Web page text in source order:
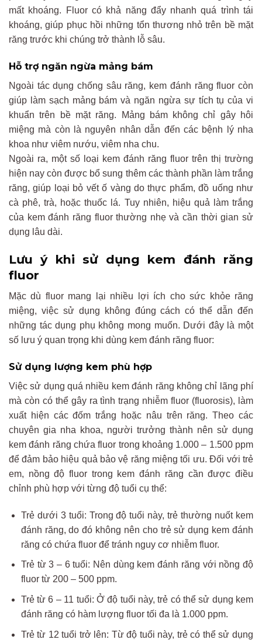
mất khoáng. Fluor có khả năng đẩy nhanh quá trình tái
khoáng, giúp phục hồi những tổn thương nhỏ trên bề mặt
răng trước khi chúng trở thành lỗ sâu.
Hỗ trợ ngăn ngừa mảng bám
Ngoài tác dụng chống sâu răng, kem đánh răng fluor còn
giúp làm sạch mảng bám và ngăn ngừa sự tích tụ của vi
khuẩn trên bề mặt răng. Mảng bám không chỉ gây hôi
miệng mà còn là nguyên nhân dẫn đến các bệnh lý nha
khoa như viêm nướu, viêm nha chu.
Ngoài ra, một số loại kem đánh răng fluor trên thị trường
hiện nay còn được bổ sung thêm các thành phần làm trắng
răng, giúp loại bỏ vết ố vàng do thực phẩm, đồ uống như
cà phê, trà, hoặc thuốc lá. Tuy nhiên, hiệu quả làm trắng
của kem đánh răng fluor thường nhẹ và cần thời gian sử
dụng lâu dài.
Lưu ý khi sử dụng kem đánh răng
fluor
Mặc dù fluor mang lại nhiều lợi ích cho sức khỏe răng
miệng, việc sử dụng không đúng cách có thể dẫn đến
những tác dụng phụ không mong muốn. Dưới đây là một
số lưu ý quan trọng khi dùng kem đánh răng fluor:
Sử dụng lượng kem phù hợp
Việc sử dụng quá nhiều kem đánh răng không chỉ lãng phí
mà còn có thể gây ra tình trạng nhiễm fluor (fluorosis), làm
xuất hiện các đốm trắng hoặc nâu trên răng. Theo các
chuyên gia nha khoa, người trưởng thành nên sử dụng
kem đánh răng chứa fluor trong khoảng 1.000 – 1.500 ppm
để đảm bảo hiệu quả bảo vệ răng miệng tối ưu. Đối với trẻ
em, nồng độ fluor trong kem đánh răng cần được điều
chỉnh phù hợp với từng độ tuổi cụ thể:
Trẻ dưới 3 tuổi: Trong độ tuổi này, trẻ thường nuốt kem
đánh răng, do đó không nên cho trẻ sử dụng kem đánh
răng có chứa fluor để tránh nguy cơ nhiễm fluor.
Trẻ từ 3 – 6 tuổi: Nên dùng kem đánh răng với nồng độ
fluor từ 200 – 500 ppm.
Trẻ từ 6 – 11 tuổi: Ở độ tuổi này, trẻ có thể sử dụng kem
đánh răng có hàm lượng fluor tối đa là 1.000 ppm.
Trẻ từ 12 tuổi trở lên: Từ độ tuổi này, trẻ có thể sử dụng